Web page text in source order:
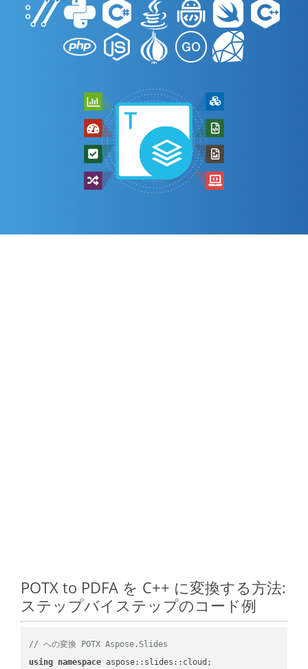
POTX to PDFA を C++ に変換する方法:
ステップバイステップのコード例
// への変換 POTX Aspose.Slides
using namespace aspose::slides::cloud;